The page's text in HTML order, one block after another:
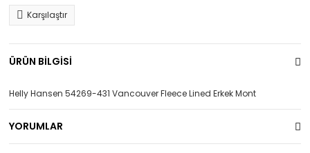
Karşılaştır
ÜRÜN BİLGİSİ
Helly Hansen 54269-431 Vancouver Fleece Lined Erkek Mont
YORUMLAR